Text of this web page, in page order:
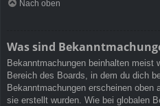
Nach oben
Was sind
Bekanntmachungen beinhalten meist
Bereich des Boards, in dem du dich
Bekanntmachungen erscheinen
sie erstellt wurden. Wie bei globalen